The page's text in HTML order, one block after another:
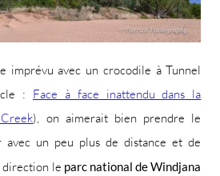
imprévu avec un crocodile à Tunnel
: Face à face inattendu dans la
), on aimerait bien prendre le
avec un peu plus de distance et de
direction le parc national de Windjana